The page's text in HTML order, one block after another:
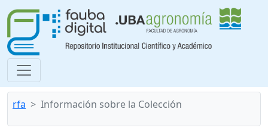
rfa Información sobre la Colección